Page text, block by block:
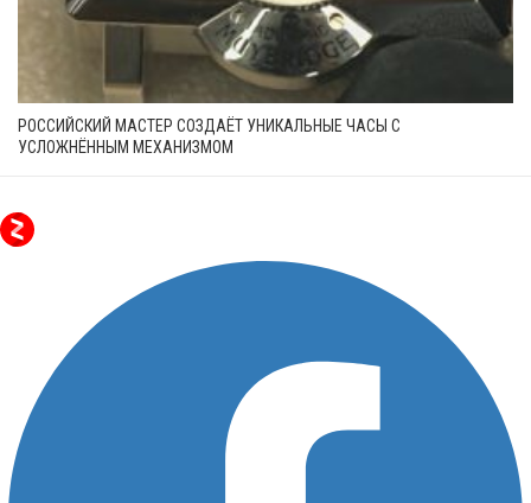
РОССИЙСКИЙ МАСТЕР СОЗДАЁТ УНИКАЛЬНЫЕ ЧАСЫ С
УСЛОЖНЁННЫМ МЕХАНИЗМОМ